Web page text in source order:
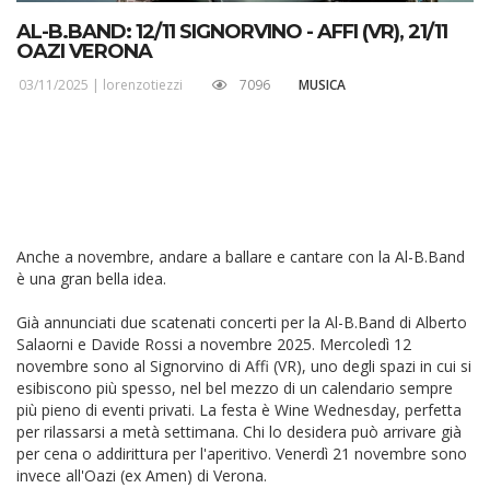
AL-B.BAND: 12/11 SIGNORVINO - AFFI (VR), 21/11
OAZI VERONA
03/11/2025 | lorenzotiezzi 7096 MUSICA
Anche a novembre, andare a ballare e cantare con la Al-B.Band
è una gran bella idea.
Già annunciati due scatenati concerti per la Al-B.Band di Alberto
Salaorni e Davide Rossi a novembre 2025. Mercoledì 12
novembre sono al Signorvino di Affi (VR), uno degli spazi in cui si
esibiscono più spesso, nel bel mezzo di un calendario sempre
più pieno di eventi privati. La festa è Wine Wednesday, perfetta
per rilassarsi a metà settimana. Chi lo desidera può arrivare già
per cena o addirittura per l'aperitivo. Venerdì 21 novembre sono
invece all'Oazi (ex Amen) di Verona.